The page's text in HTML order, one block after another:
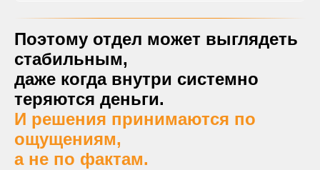
Поэтому отдел может выглядеть
стабильным,
даже когда внутри системно
теряются деньги.
И решения принимаются по
ощущениям,
а не по фактам.